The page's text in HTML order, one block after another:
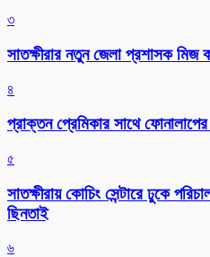
৩
সাতক্ষীরার নতুন জেলা প্রশাসক
৪
প্রাক্তন প্রেমিকার সাথে
৫
সাতক্ষীরায় কোচিং সেন্টারে ঢুকে
ছিনতাই
৬